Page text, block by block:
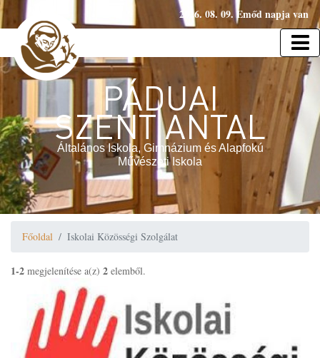
2026. 08. 09. Emőd napja van
PÁDUAI
SZENT ANTAL
Általános Iskola, Gimnázium és Alapfokú
Művészeti Iskola
Főoldal Iskolai Közösségi Szolgálat
1-2 megjelenítése a(z) 2 elemből.